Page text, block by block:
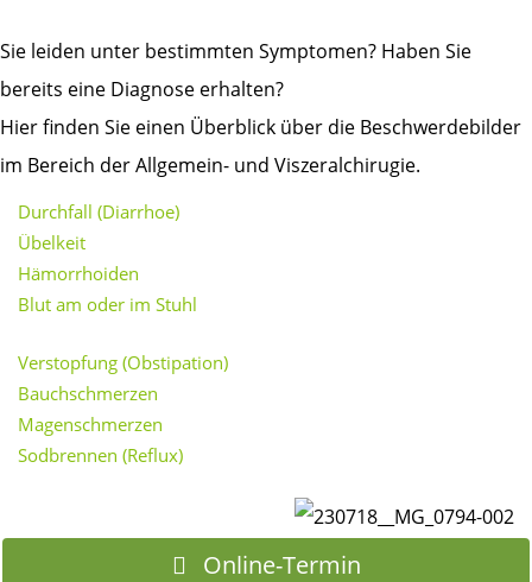
Sie leiden unter bestimmten Symptomen? Haben Sie
bereits eine Diagnose erhalten?
Hier finden Sie einen Überblick über die Beschwerdebilder
im Bereich der Allgemein- und Viszeralchirugie.
Durchfall (Diarrhoe)
Übelkeit
Hämorrhoiden
Blut am oder im Stuhl
Verstopfung (Obstipation)
Bauchschmerzen
Magenschmerzen
Sodbrennen (Reflux)
Online-Termin